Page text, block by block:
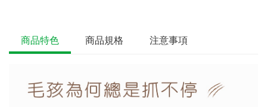
商品特色 商品規格 注意事項